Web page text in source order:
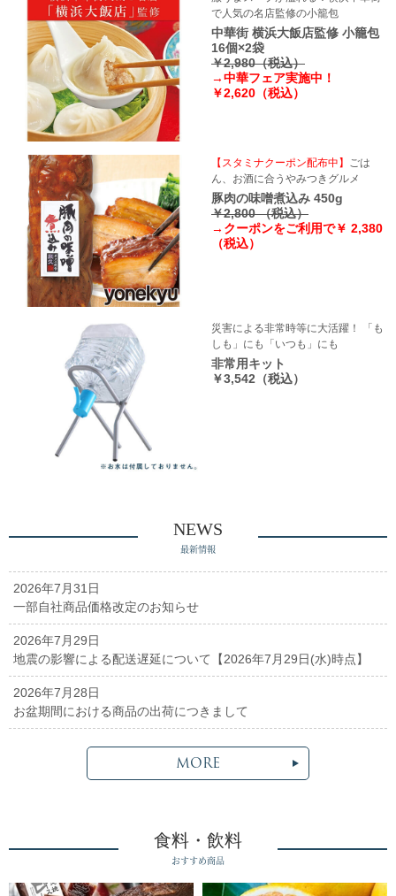
で人気の名店監修の小籠包
中華街 横浜大飯店監修 小籠包
16個×2袋
￥2,980（税込）
→中華フェア実施中！
￥2,620（税込）
【スタミナクーポン配布中】
ごは
ん、お酒に合うやみつきグルメ
豚肉の味噌煮込み 450g
￥2,800 （税込）
→クーポンをご利用で￥ 2,380
（税込）
災害による非常時等に大活躍！ 「も
しも」にも「いつも」にも
非常用キット
￥3,542（税込）
NEWS
最新情報
2026年7月31日
一部自社商品価格改定のお知らせ
2026年7月29日
地震の影響による配送遅延について【2026年7月29日(水)時点】
2026年7月28日
お盆期間における商品の出荷につきまして
MORE
食料・飲料
おすすめ商品